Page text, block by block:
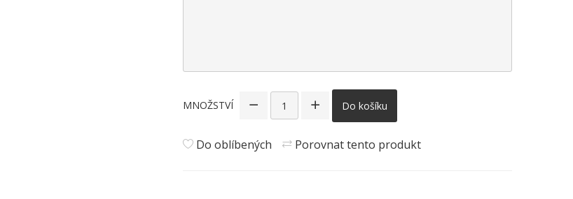
MNOŽSTVÍ Do košíku
Do oblíbených Porovnat tento produkt